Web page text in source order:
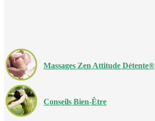
Massages Zen Attitude Détente®
Conseils Bien-Être